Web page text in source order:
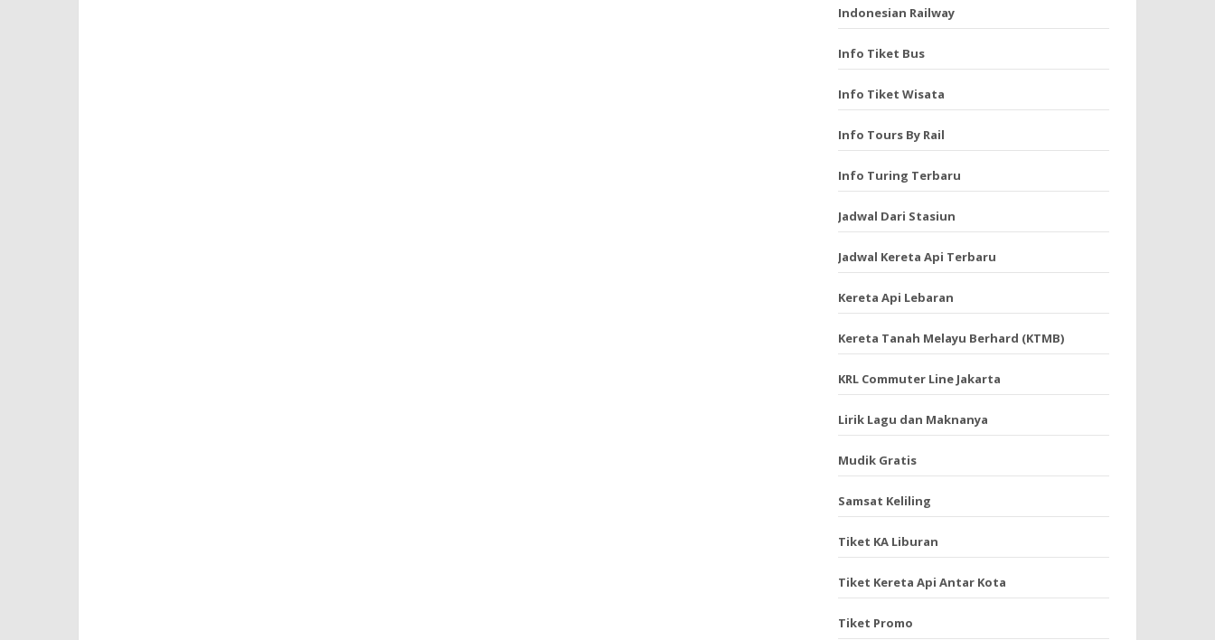
Indonesian Railway
Info Tiket Bus
Info Tiket Wisata
Info Tours By Rail
Info Turing Terbaru
Jadwal Dari Stasiun
Jadwal Kereta Api Terbaru
Kereta Api Lebaran
Kereta Tanah Melayu Berhard (KTMB)
KRL Commuter Line Jakarta
Lirik Lagu dan Maknanya
Mudik Gratis
Samsat Keliling
Tiket KA Liburan
Tiket Kereta Api Antar Kota
Tiket Promo